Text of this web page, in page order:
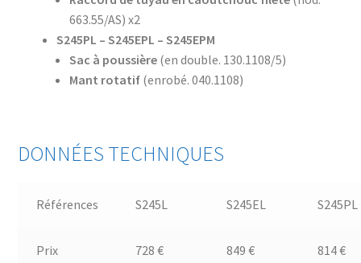
663.55/AS) x2
S245PL – S245EPL – S245EPM
Sac à poussière (en double. 130.1108/5)
Mant rotatif (enrobé. 040.1108)
DONNÉES TECHNIQUES
Références S245L S245EL S245PL
Prix 728 € 849 € 814 €